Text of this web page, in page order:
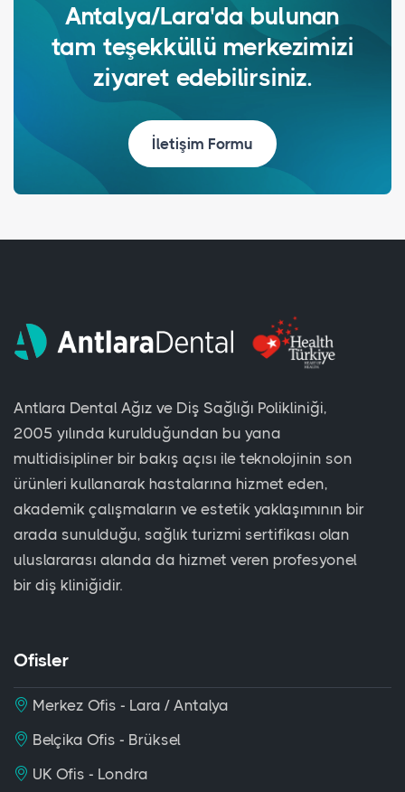
Antalya/Lara'da bulunan
tam teşekküllü merkezimizi
ziyaret edebilirsiniz.
İletişim Formu
Antlara Dental Ağız ve Diş Sağlığı Polikliniği,
2005 yılında kurulduğundan bu yana
multidisipliner bir bakış açısı ile teknolojinin son
ürünleri kullanarak hastalarına hizmet eden,
akademik çalışmaların ve estetik yaklaşımının bir
arada sunulduğu, sağlık turizmi sertifikası olan
uluslararası alanda da hizmet veren profesyonel
bir diş kliniğidir.
Ofisler
Merkez Ofis - Lara / Antalya
Belçika Ofis - Brüksel
UK Ofis - Londra